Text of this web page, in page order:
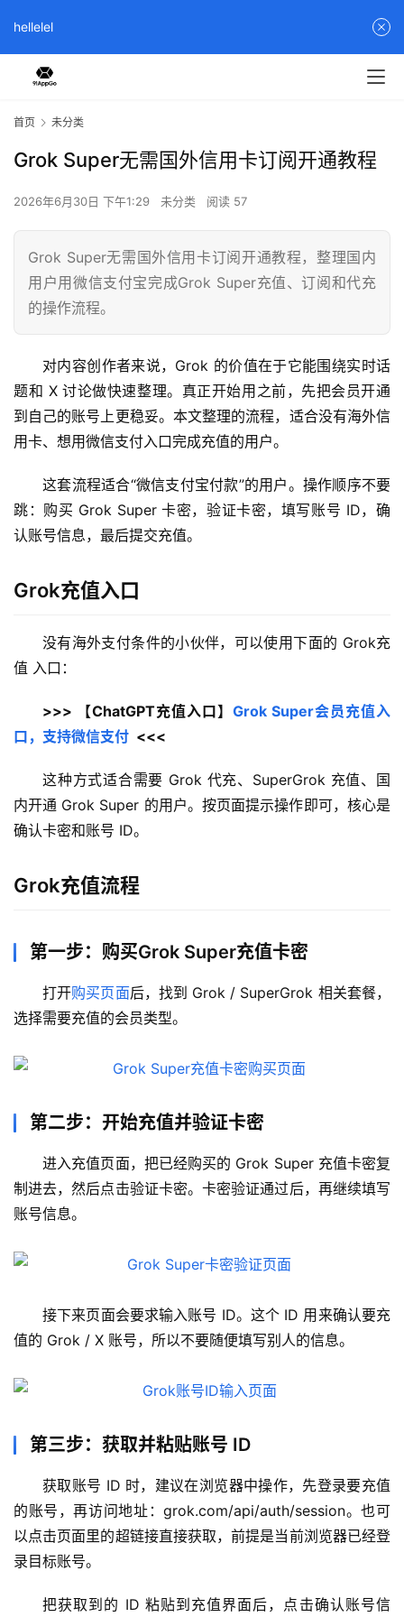
首页 未分类
Grok Super无需国外信用卡订阅开通教程
2026年6月30日 下午1:29 未分类 阅读 57
Grok Super无需国外信用卡订阅开通教程，整理国内
用户用微信支付宝完成Grok Super充值、订阅和代充
的操作流程。
对内容创作者来说，Grok 的价值在于它能围绕实时话
题和 X 讨论做快速整理。真正开始用之前，先把会员开通
到自己的账号上更稳妥。本文整理的流程，适合没有海外信
用卡、想用微信支付入口完成充值的用户。
这套流程适合“微信支付宝付款”的用户。操作顺序不要
跳：购买 Grok Super 卡密，验证卡密，填写账号 ID，确
认账号信息，最后提交充值。
Grok充值入口
没有海外支付条件的小伙伴，可以使用下面的 Grok充
值 入口：
>>> 【ChatGPT充值入口】 Grok Super会员充值入
口，支持微信支付
  <<<
这种方式适合需要 Grok 代充、SuperGrok 充值、国
内开通 Grok Super 的用户。按页面提示操作即可，核心是
确认卡密和账号 ID。
Grok充值流程
第一步：购买Grok Super充值卡密
打开购买页面后，找到 Grok / SuperGrok 相关套餐，
选择需要充值的会员类型。
第二步：开始充值并验证卡密
进入充值页面，把已经购买的 Grok Super 充值卡密复
制进去，然后点击验证卡密。卡密验证通过后，再继续填写
账号信息。
接下来页面会要求输入账号 ID。这个 ID 用来确认要充
值的 Grok / X 账号，所以不要随便填写别人的信息。
第三步：获取并粘贴账号 ID
获取账号 ID 时，建议在浏览器中操作，先登录要充值
的账号，再访问地址：grok.com/api/auth/session。也可
以点击页面里的超链接直接获取，前提是当前浏览器已经登
录目标账号。
把获取到的 ID 粘贴到充值界面后，点击确认账号信
hellelel